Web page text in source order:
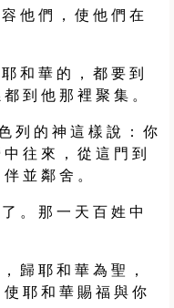
他 們 ， 使 他 們 在
和 華 的 ， 都 要 到
到 他 那 裡 聚 集 。
列 的 神 這 樣 說 ： 你
往 來 ， 從 這 門 到
並 鄰 舍 。
。 那 一 天 百 姓 中
歸 耶 和 華 為 聖 ，
耶 和 華 賜 福 與 你